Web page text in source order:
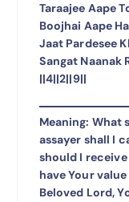
Taraajee Aape
Boojhai Aape
Jaat Pardesee
Sangat Naanak
||4||2||9||
Meaning: What
assayer shall I
should I
have Your
Beloved Lord,